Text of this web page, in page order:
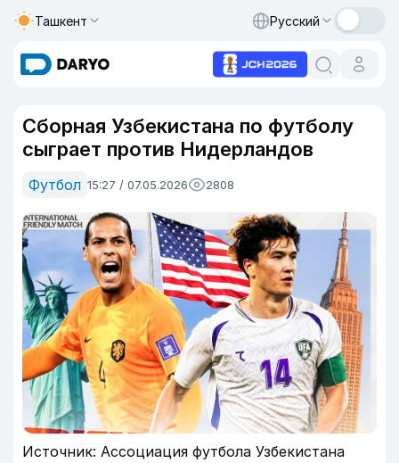
Ташкент Русский
Сборная Узбекистана по футболу
сыграет против Нидерландов
Футбол 15:27 / 07.05.2026 2808
Источник: Ассоциация футбола Узбекистана